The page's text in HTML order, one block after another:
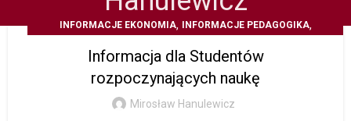
INFORMACJE EKONOMIA, INFORMACJE PEDAGOGIKA,
Informacja dla Studentów
rozpoczynających naukę
Mirosław Hanulewicz